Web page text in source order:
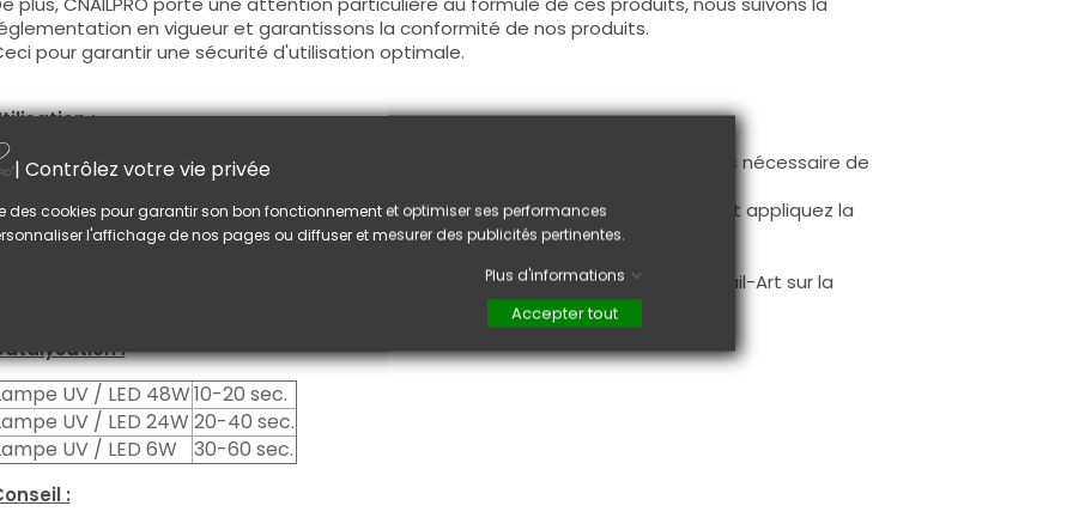
en vigueur et garantissons la conformité de nos produits.
pour garantir une sécurité d'utilisation optimale.
:
couleur s'applique avec son pinceau, de manière fine, sur la base (il n'est pas nécessaire de
la couche de cohésion) ou sur la construction après limage.
produit s'applique en deux couches, fermez le bord libre à la première couche et appliquez la
couche pour garantir un résultat optimal.
pouvez dégraisser la couche de cohésion si vous désirez faire une création Nail-Art sur la
:
UV / LED 48W10-20 sec.
UV / LED 24W 20-40 sec.
UV / LED 6W
30-60 sec.
:
| Contrôlez votre vie privée
des cookies pour garantir son bon fonctionnement et optimiser ses performances
l'affichage de nos pages ou diffuser et mesurer des publicités pertinentes.
Plus d'informations
Accepter tout